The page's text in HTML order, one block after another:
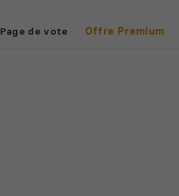
Page de vote Offre Premium